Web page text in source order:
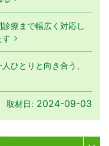
療まで幅広く対応し
す
ひとりと向き合う、
取材日: 2024-09-03